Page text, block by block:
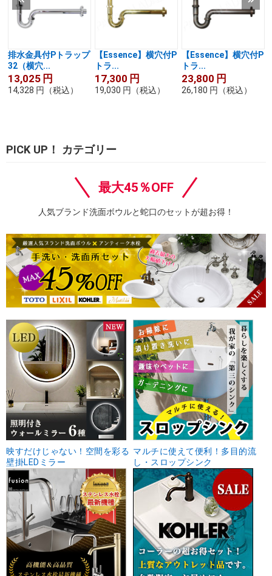
排水金具付Pトラップ
32（横穴...
13,025 円
14,328 円 （税込）
【Essence】横穴付P
トラ...
17,300 円
19,030 円 （税込）
【Essence】横穴付P
トラ...
23,800 円
26,180 円 （税込）
PICK UP！ カテゴリー
最大45％OFF
人気ブランド洗面ボウルと蛇口のセットが超お得！
映すだけじゃない！空間を彩る
壁掛LEDミラー
マルチに使えて便利！多目的流
し・スロップシンク